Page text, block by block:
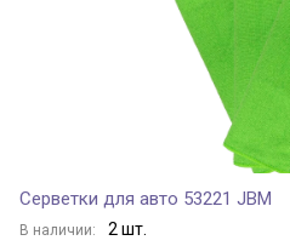
Серветки для авто 53221 JBM
В наличии: 2 шт.